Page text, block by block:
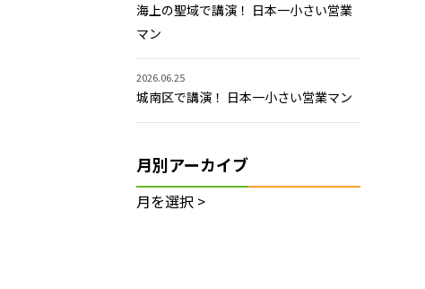
海上の聖域で講演！ 日本一小さい営業
マン
2026.06.25
城南区で講演！ 日本一小さい営業マン
月別アーカイブ